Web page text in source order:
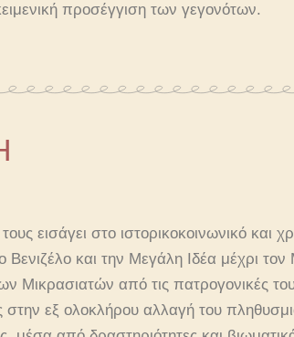
προσέγγιση των γεγονότων.
εισάγει στο ιστορικοκοινωνικό και
και την Μεγάλη Ιδέα μέχρι
Μικρασιατών από τις πατρογονικές
εξ ολοκλήρου αλλαγή του